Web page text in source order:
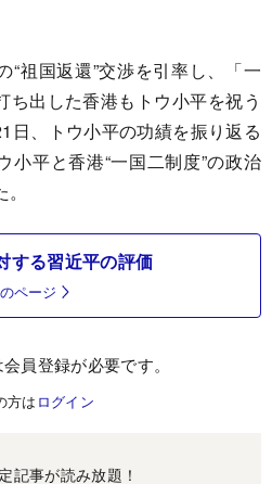
祖国返還”交渉を引率し、「一
ち出した香港もトウ小平を祝う
日、トウ小平の功績を振り返る
小平と香港“一国二制度”の政治
する習近平の評価
ページ
員登録が必要です。
方は ログイン
記事が読み放題！